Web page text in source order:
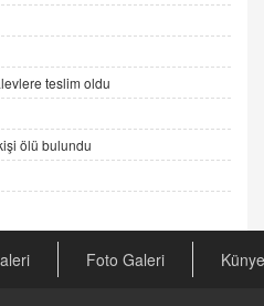
Ne? "Beraber Yürüyoruz"
Dava Açmadan Önce
teslim oldu
ölü bulundu
Foto Galeri Künye